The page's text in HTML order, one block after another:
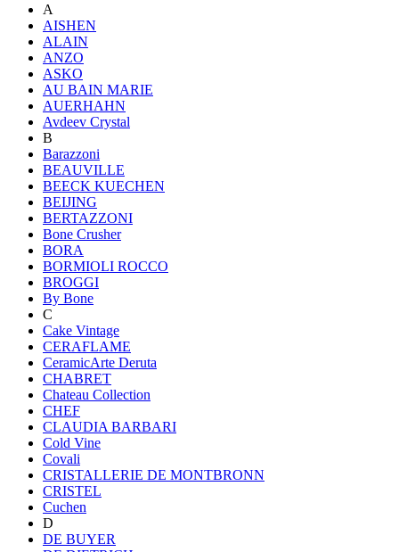
A
AISHEN
ALAIN
ANZO
ASKO
AU BAIN MARIE
AUERHAHN
Avdeev Crystal
B
Barazzoni
BEAUVILLE
BEECK KUECHEN
BEIJING
BERTAZZONI
Bone Crusher
BORA
BORMIOLI ROCCO
BROGGI
By Bone
C
Cake Vintage
CERAFLAME
CeramicArte Deruta
CHABRET
Chateau Collection
CHEF
CLAUDIA BARBARI
Cold Vine
Covali
CRISTALLERIE DE MONTBRONN
CRISTEL
Cuchen
D
DE BUYER